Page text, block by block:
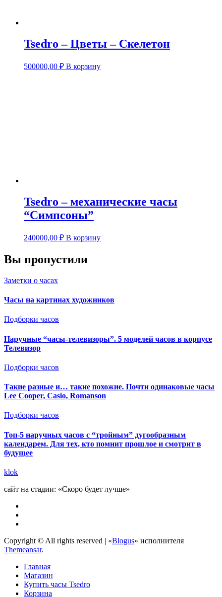
Tsedro – Цветы – Скелетон
500000,00 ₽ В корзину
Tsedro – механические часы
“Симпсоны”
240000,00 ₽ В корзину
Вы пропустили
Заметки о часах
Часы на картинах художников
Подборки часов
Наручные “часы-телевизоры”. 5 моделей часов в корпусе
Телевизор
Подборки часов
Такие разные и… такие похожие. Почти одинаковые часы
Lee Cooper, Casio, Romanson
Подборки часов
Топ-5 наручных часов с “тройным” дугообразным
календарем. Для тех, кто помнит прошлое и смотрит в
будущее
klok
сайт на стадии: «Скоро будет лучше»
Copyright © All rights reserved | «Blogus» исполнителя
Themeansar.
Главная
Магазин
Купить часы Tsedro
Корзина